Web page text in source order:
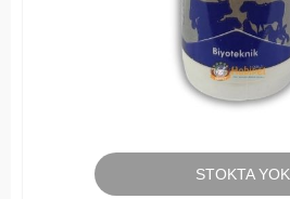
STOKTA YOK